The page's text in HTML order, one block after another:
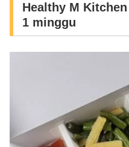
Healthy M
1 minggu